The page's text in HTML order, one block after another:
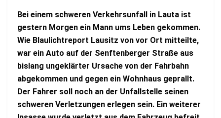
Bei einem schweren Verkehrsunfall in Lauta ist
gestern Morgen ein Mann ums Leben gekommen.
Wie Blaulichtreport Lausitz von vor Ort mitteilte,
war ein Auto auf der Senftenberger Straße aus
bislang ungeklärter Ursache von der Fahrbahn
abgekommen und gegen ein Wohnhaus geprallt.
Der Fahrer soll noch an der Unfallstelle seinen
schweren Verletzungen erlegen sein. Ein weiterer